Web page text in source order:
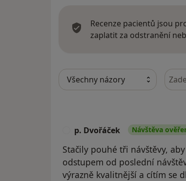
Recenze pacientů jsou
zaplatit za odstranění
p. Dvořáček Návštěva
Stačily pouhé tři návštěvy,
odstupem od poslední
výrazně kvalitnější a cítím se